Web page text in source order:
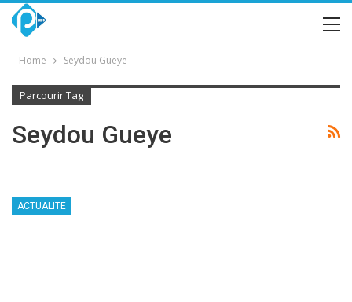
Home Seydou Gueye
Parcourir Tag
Seydou Gueye
ACTUALITE